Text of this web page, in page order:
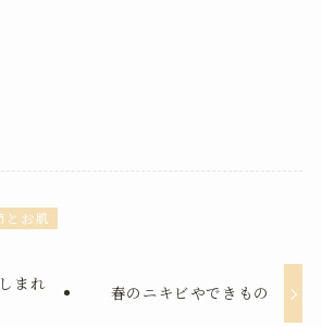
とお肌
まれ
春のニキビやできもの